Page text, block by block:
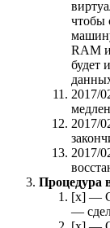
чтобы
RAM и
будет
2017/
2017/
2017/
Процедура
[x] —
—